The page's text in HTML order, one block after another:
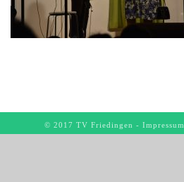
© 2017 TV Friedingen - Impressum